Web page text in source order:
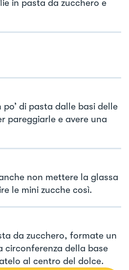
in pasta da zucchero e
di pasta dalle basi delle
pareggiarle e avere una
non mettere la glassa
le mini zucche così.
da zucchero, formate un
circonferenza della base
al centro del dolce.